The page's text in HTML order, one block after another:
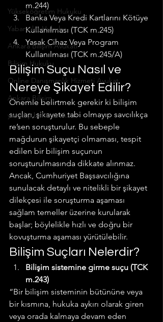
Yükseköğretim Hukuku
Yabancılar Hukuku
Ankara Bilişim Avukatı
Bilişim Hukuku
Online Danışmanlık Hizmeti Avukat
Ankara Bilişim
yasadışı bahis avukatı
m.244)
Banka Veya Kredi Kartlarını Kötüye
Kullanılması (TCK m.245)
Yasak Cihaz Veya Program
Kullanılması (TCK m.245/A)
Bilişim Suçu Nasıl ve
Nereye Şikayet Edilir?
Önemle belirtmek gerekir ki bilişim
suçları, şikayete tabi olmayıp savcılıkça
re’sen soruşturulur. Bu sebeple
mağdurun şikayetçi olmaması, tespit
edilen bir bilişim suçunun
soruşturulmasında dikkate alınmaz.
Ancak, Cumhuriyet Başsavcılığına
sunulacak detaylı ve nitelikli bir şikayet
dilekçesi ile soruşturma aşaması
sağlam temeller üzerine kurularak
başlar; böylelikle hızlı ve doğru bir
kovuşturma aşaması yürütülebilir.
Bilişim Suçları Nelerdir?
Bilişim sistemine girme suçu (TCK
m.243)
“Bir bilişim sisteminin bütününe veya
bir kısmına, hukuka aykırı olarak giren
veya orada kalmaya devam eden